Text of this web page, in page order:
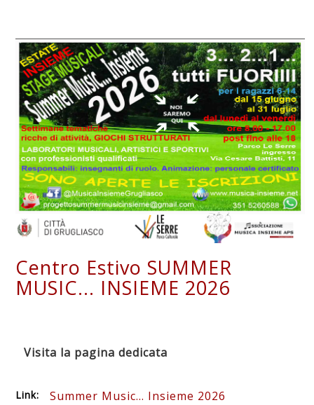
Centro Estivo SUMMER
MUSIC... INSIEME 2026
Visita la pagina dedicata
Link: Summer Music... Insieme 2026